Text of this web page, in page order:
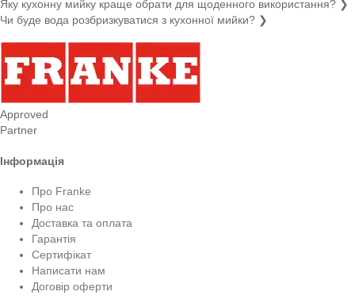
Яку кухонну мийку краще обрати для щоденного використання? ❯
Чи буде вода розбризкуватися з кухонної мийки? ❯
Approved
Partner
Інформація
Про Franke
Про нас
Доставка та оплата
Гарантія
Сертифікат
Написати нам
Договір оферти